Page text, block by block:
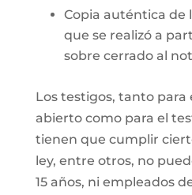
Copia auténtica de
que se realizó a
sobre cerrado al
Los testigos, tanto
abierto como para el
tienen que cumplir
ley, entre otros, no
15 años, ni empleados